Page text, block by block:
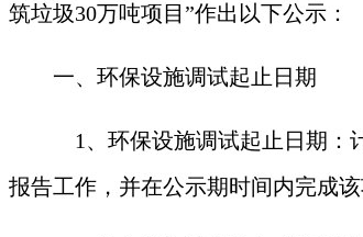
筑垃圾30万吨项目 ”作出以下公示：
一、环保设施调试起止日期
1 、环保设施调试起止日期：
报告工作，并在公示期时间内完成该